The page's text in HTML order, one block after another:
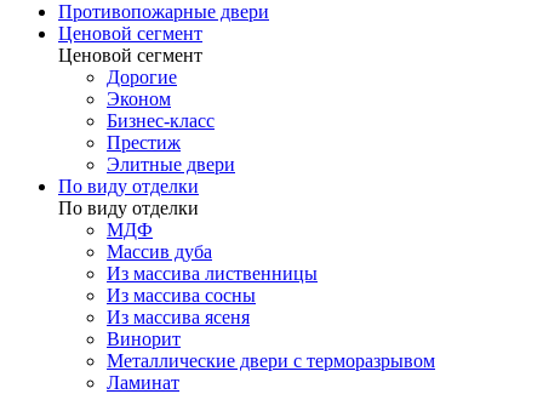
Противопожарные двери
Ценовой сегмент
Ценовой сегмент
Дорогие
Эконом
Бизнес-класс
Престиж
Элитные двери
По виду отделки
По виду отделки
МДФ
Массив дуба
Из массива лиственницы
Из массива сосны
Из массива ясеня
Винорит
Металлические двери с терморазрывом
Ламинат